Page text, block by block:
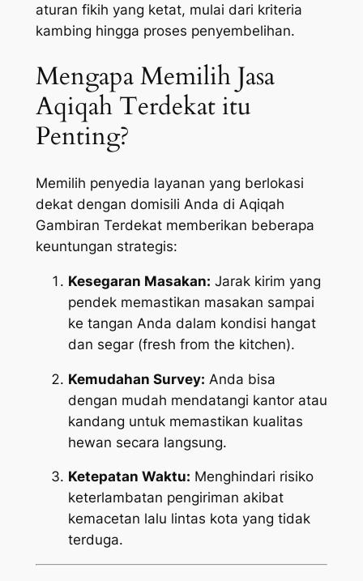
aturan fikih yang ketat, mulai dari kriteria
kambing hingga proses penyembelihan.
Mengapa Memilih Jasa
Aqiqah Terdekat itu
Penting?
Memilih penyedia layanan yang berlokasi
dekat dengan domisili Anda di Aqiqah
Gambiran Terdekat memberikan beberapa
keuntungan strategis:
Kesegaran Masakan: Jarak kirim yang
pendek memastikan masakan sampai
ke tangan Anda dalam kondisi hangat
dan segar (fresh from the kitchen).
Kemudahan Survey: Anda bisa
dengan mudah mendatangi kantor atau
kandang untuk memastikan kualitas
hewan secara langsung.
Ketepatan Waktu: Menghindari risiko
keterlambatan pengiriman akibat
kemacetan lalu lintas kota yang tidak
terduga.